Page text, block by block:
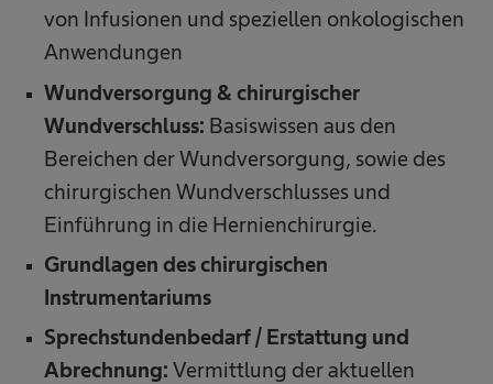
von Infusionen und speziellen onkologischen
Anwendungen
Wundversorgung & chirurgischer
Wundverschluss: Basiswissen aus den
Bereichen der Wundversorgung, sowie des
chirurgischen Wundverschlusses und
Einführung in die Hernienchirurgie.
Grundlagen des chirurgischen
Instrumentariums
Sprechstundenbedarf / Erstattung und
Abrechnung: Vermittlung der aktuellen